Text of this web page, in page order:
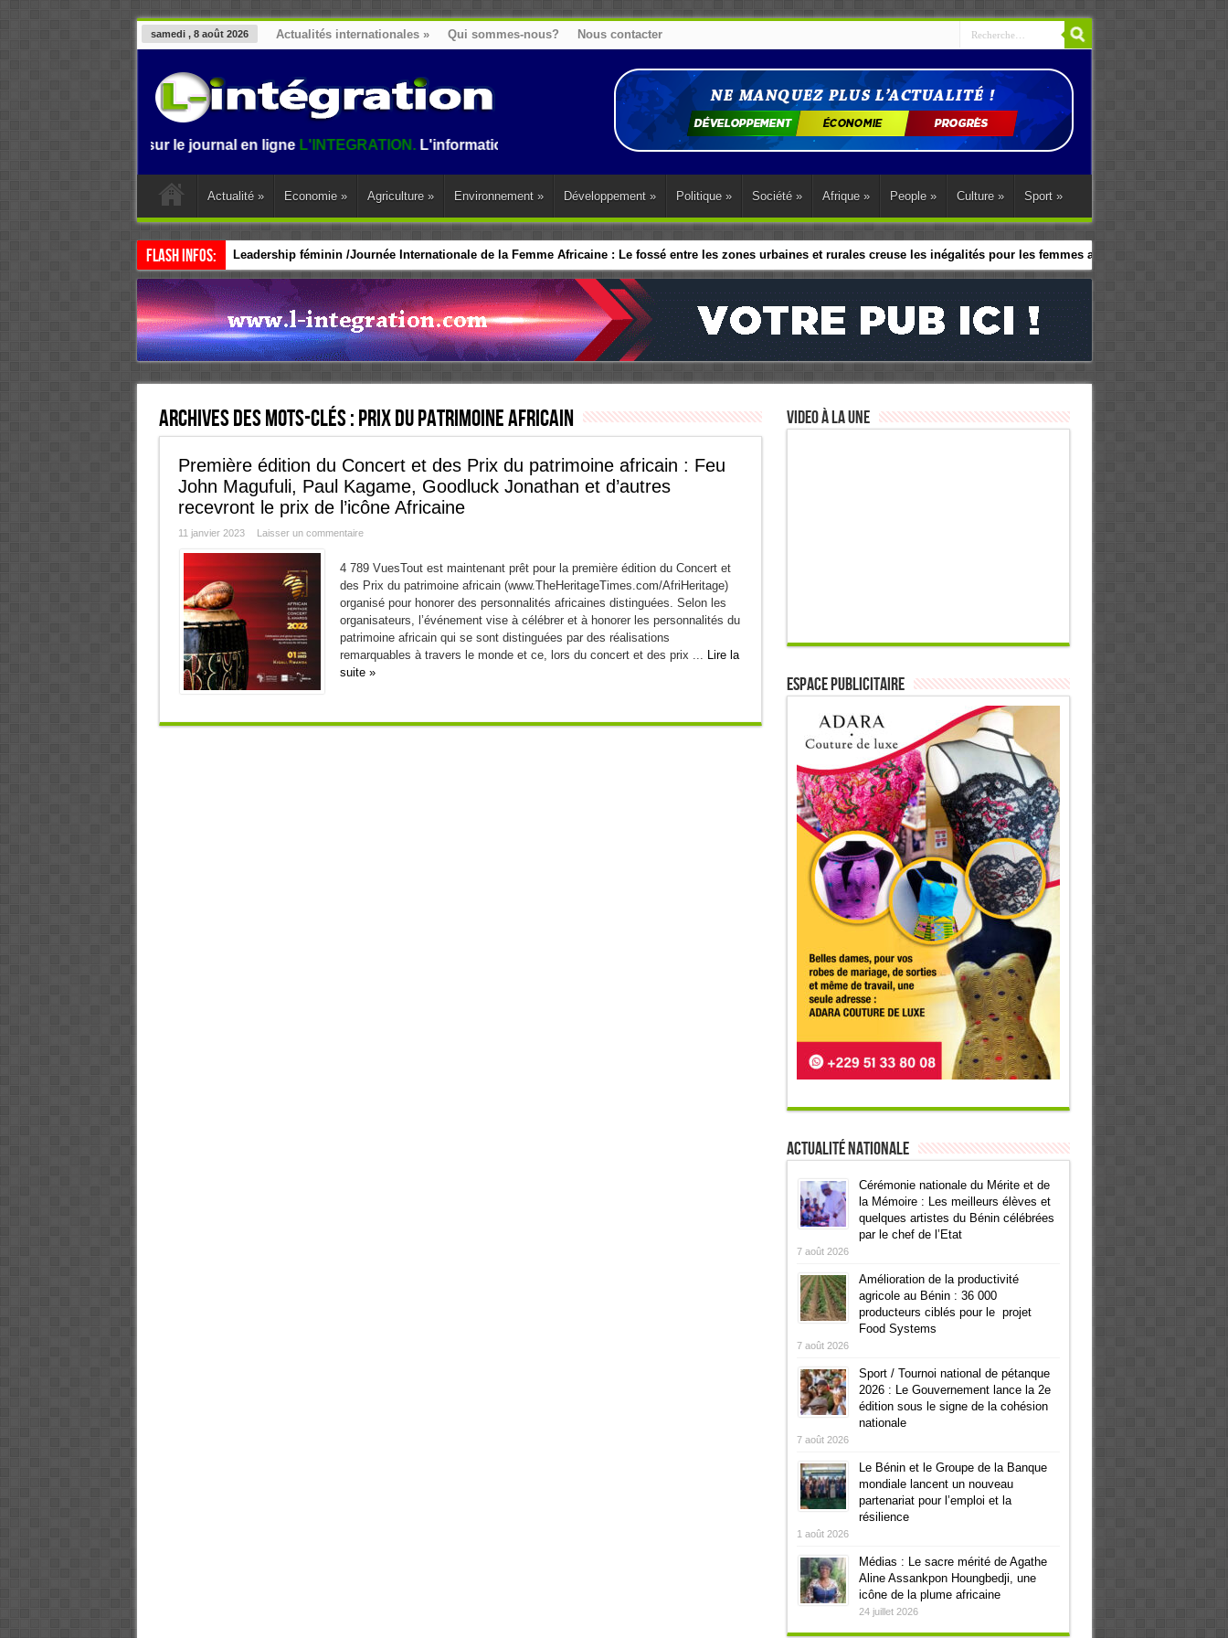
samedi , 8 août 2026 Actualités internationales » Qui sommes-nous? Nous contacter
sur le journal en ligneL'INTEGRATION.L'information au Benin, en Afrique et dans le monde.
Actualité » Economie » Agriculture » Environnement » Développement » Politique » Société » Afrique » People » Culture » Sport »
Flash Infos: Leadership féminin /Journée Internationale de la Femme Africaine : Le fossé entre les zones urbaines et rurales creuse les inégalités pour les femmes africaines
Archives des mots-clés :Prix du patrimoine africain
Première édition du Concert et des Prix du patrimoine africain : Feu
John Magufuli, Paul Kagame, Goodluck Jonathan et d’autres
recevront le prix de l’icône Africaine
11 janvier 2023 Laisser un commentaire
4 789 VuesTout est maintenant prêt pour la première édition du Concert et
des Prix du patrimoine africain (www.TheHeritageTimes.com/AfriHeritage)
organisé pour honorer des personnalités africaines distinguées. Selon les
organisateurs, l’événement vise à célébrer et à honorer les personnalités du
patrimoine africain qui se sont distinguées par des réalisations
remarquables à travers le monde et ce, lors du concert et des prix ... Lire la
suite »
Video à la Une
ESPACE PUBLICITAIRE
Actualité Nationale
Cérémonie nationale du Mérite et de
la Mémoire : Les meilleurs élèves et
quelques artistes du Bénin célébrées
par le chef de l’Etat
7 août 2026
Amélioration de la productivité
agricole au Bénin : 36 000
producteurs ciblés pour le projet
Food Systems
7 août 2026
Sport / Tournoi national de pétanque
2026 : Le Gouvernement lance la 2e
édition sous le signe de la cohésion
nationale
7 août 2026
Le Bénin et le Groupe de la Banque
mondiale lancent un nouveau
partenariat pour l’emploi et la
résilience
1 août 2026
Médias : Le sacre mérité de Agathe
Aline Assankpon Houngbedji, une
icône de la plume africaine
24 juillet 2026